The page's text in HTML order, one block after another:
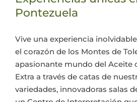
Pontezuela
Vive una experiencia
el corazón de los Montes de
apasionante mundo del Aceite
Extra a través de catas de
variedades, innovadoras salas